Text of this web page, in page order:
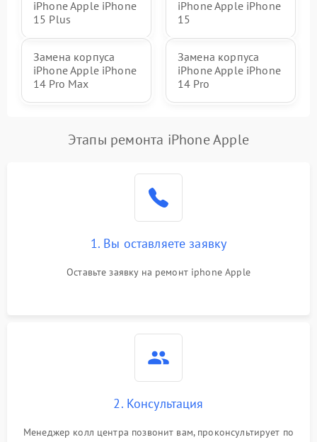
iPhone Apple iPhone
15 Plus
iPhone Apple iPhone
15
Замена корпуса
iPhone Apple iPhone
14 Pro Max
Замена корпуса
iPhone Apple iPhone
14 Pro
Этапы ремонта iPhone Apple
1. Вы оставляете заявку
Оставьте заявку на ремонт iphone Apple
2. Консультация
Менеджер колл центра позвонит вам, проконсультирует по